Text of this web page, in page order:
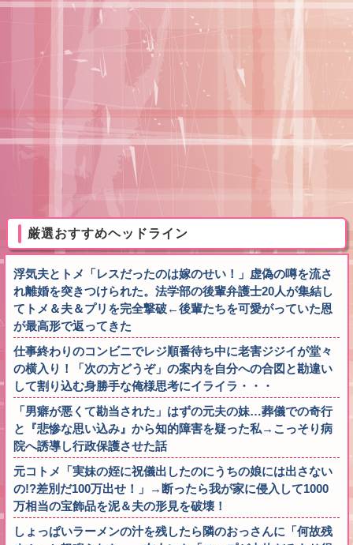
厳選おすすめヘッドライン
浮気夫とトメ「レスだったのは嫁のせい！」虚偽の噂を流さ
れ離婚を突きつけられた。法学部の後輩弁護士20人が集結し
てトメ＆夫＆プリを完全撃破←後輩たちを可愛がっていた恩
が最高形で返ってきた
仕事終わりのコンビニでレジ順番待ち中に老害ジジイが堂々
の横入り！「次の方どうぞ」の案内を自分への合図と勘違い
して割り込む身勝手な俺様思考にイライラ・・・
「男癖が悪くて勘当された」はずの元夫の妹…葬儀での奇行
と『悲惨な思い込み』から知的障害を疑った私→こっそり病
院へ誘導し行政保護させた話
元コトメ「実妹の姪に祝儀出したのにうちの娘には出さない
の!?差別だ100万出せ！」→断ったら我が家に侵入して1000
万相当の宝飾品を泥＆夫の形見を破壊！
しょっぱいラーメンの汁を残したら隣のおっさんに「何故残